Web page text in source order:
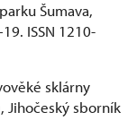
Šumava,
ISSN 1210-
sklárny
Jihočeský sborník